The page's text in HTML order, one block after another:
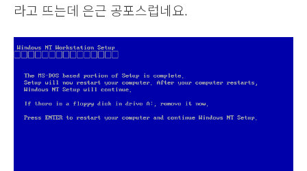
라고 뜨는데 은근 공포스럽네요.